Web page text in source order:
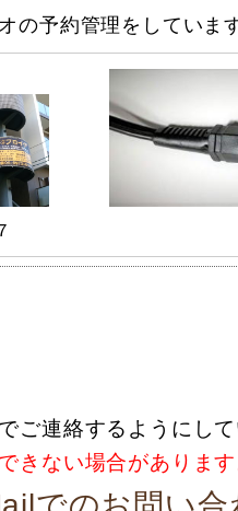
の予約管理をしていま
連絡するようにして
きない場合があります